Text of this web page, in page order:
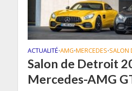
ACTUALITÉ•AMG•MERCEDES•SALON
Salon de Detroit
Mercedes-AMG